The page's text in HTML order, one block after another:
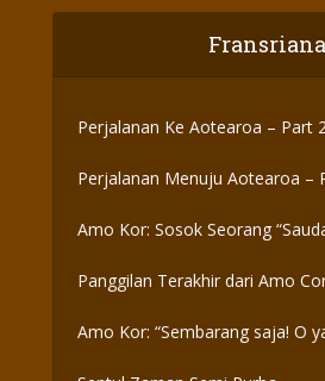
Fransriana
Perjalanan Ke Aotearoa – Part
Perjalanan Menuju Aotearoa –
Amo Kor: Sosok Seorang
Panggilan Terakhir dari Amo
Amo Kor: “Sembarang saja! O